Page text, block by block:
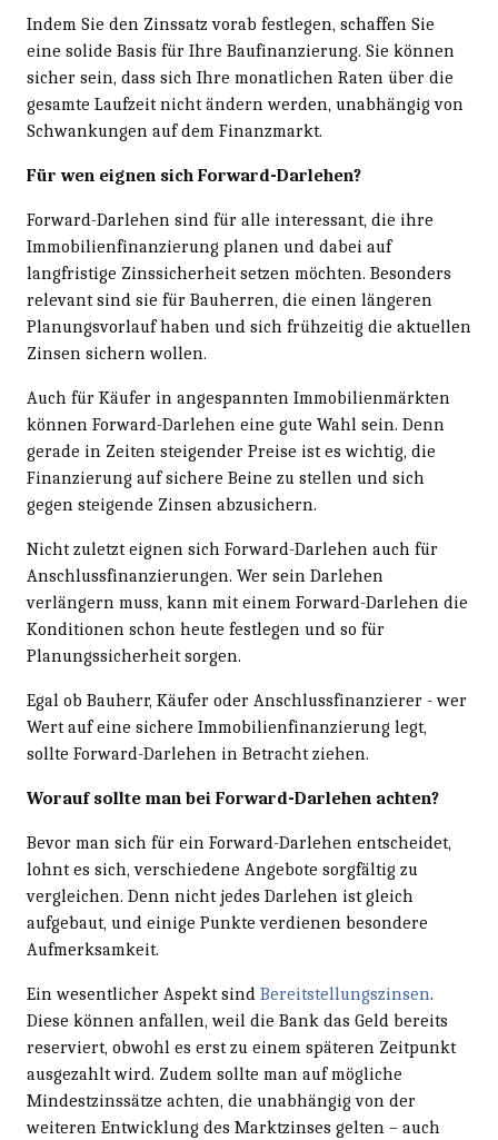
Indem Sie den Zinssatz vorab festlegen, schaffen Sie
eine solide Basis für Ihre Baufinanzierung. Sie können
sicher sein, dass sich Ihre monatlichen Raten über die
gesamte Laufzeit nicht ändern werden, unabhängig von
Schwankungen auf dem Finanzmarkt.
Für wen eignen sich Forward-Darlehen?
Forward-Darlehen sind für alle interessant, die ihre
Immobilienfinanzierung planen und dabei auf
langfristige Zinssicherheit setzen möchten. Besonders
relevant sind sie für Bauherren, die einen längeren
Planungsvorlauf haben und sich frühzeitig die aktuellen
Zinsen sichern wollen.
Auch für Käufer in angespannten Immobilienmärkten
können Forward-Darlehen eine gute Wahl sein. Denn
gerade in Zeiten steigender Preise ist es wichtig, die
Finanzierung auf sichere Beine zu stellen und sich
gegen steigende Zinsen abzusichern.
Nicht zuletzt eignen sich Forward-Darlehen auch für
Anschlussfinanzierungen. Wer sein Darlehen
verlängern muss, kann mit einem Forward-Darlehen die
Konditionen schon heute festlegen und so für
Planungssicherheit sorgen.
Egal ob Bauherr, Käufer oder Anschlussfinanzierer - wer
Wert auf eine sichere Immobilienfinanzierung legt,
sollte Forward-Darlehen in Betracht ziehen.
Worauf sollte man bei Forward-Darlehen achten?
Bevor man sich für ein Forward-Darlehen entscheidet,
lohnt es sich, verschiedene Angebote sorgfältig zu
vergleichen. Denn nicht jedes Darlehen ist gleich
aufgebaut, und einige Punkte verdienen besondere
Aufmerksamkeit.
Ein wesentlicher Aspekt sind Bereitstellungszinsen.
Diese können anfallen, weil die Bank das Geld bereits
reserviert, obwohl es erst zu einem späteren Zeitpunkt
ausgezahlt wird. Zudem sollte man auf mögliche
Mindestzinssätze achten, die unabhängig von der
weiteren Entwicklung des Marktzinses gelten – auch